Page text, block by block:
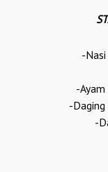
-
-
-
-